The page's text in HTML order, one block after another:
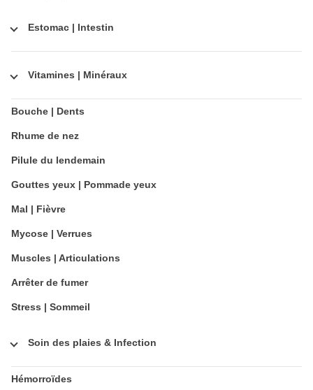
Estomac | Intestin
Vitamines | Minéraux
Bouche | Dents
Rhume de nez
Pilule du lendemain
Gouttes yeux | Pommade yeux
Mal | Fièvre
Mycose | Verrues
Muscles | Articulations
Arrêter de fumer
Stress | Sommeil
Soin des plaies & Infection
Hémorroïdes